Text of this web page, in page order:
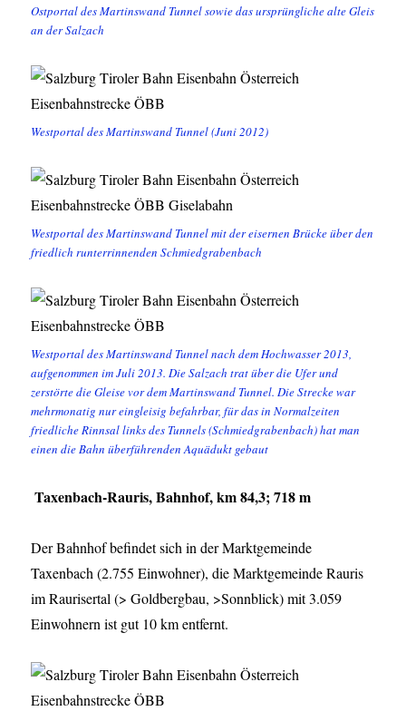
Ostportal des Martinswand Tunnel sowie das ursprüngliche alte Gleis
an der Salzach
Westportal des Martinswand Tunnel (Juni 2012)
Westportal des Martinswand Tunnel mit der eisernen Brücke über den
friedlich runterrinnenden Schmiedgrabenbach
Westportal des Martinswand Tunnel nach dem Hochwasser 2013,
aufgenommen im Juli 2013. Die Salzach trat über die Ufer und
zerstörte die Gleise vor dem Martinswand Tunnel. Die Strecke war
mehrmonatig nur eingleisig befahrbar, für das in Normalzeiten
friedliche Rinnsal links des Tunnels (Schmiedgrabenbach) hat man
einen die Bahn überführenden Aquädukt gebaut
Taxenbach-Rauris, Bahnhof, km 84,3; 718 m
Der Bahnhof befindet sich in der Marktgemeinde
Taxenbach (2.755 Einwohner), die Marktgemeinde Rauris
im Raurisertal (> Goldbergbau, >Sonnblick) mit 3.059
Einwohnern ist gut 10 km entfernt.